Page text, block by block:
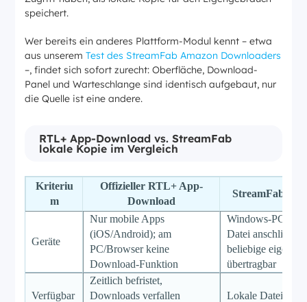
speichert.
Wer bereits ein anderes Plattform-Modul kennt – etwa
aus unseremTest des StreamFab Amazon Downloaders
–, findet sich sofort zurecht: Oberfläche, Download-
Panel und Warteschlange sind identisch aufgebaut, nur
die Quelle ist eine andere.
RTL+ App-Download vs. StreamFab
lokale Kopie im Vergleich
Kriteriu
m
Offizieller RTL+ App-
Download
StreamFab
Geräte
Nur mobile Apps
(iOS/Android); am
PC/Browser keine
Download-Funktion
Windows-PC und
Datei
beliebige eigene
übertragbar
Verfügbar
Zeitlich befristet,
Downloads verfallen
Lokale Datei